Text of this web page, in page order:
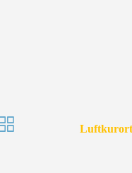
Luftkurort